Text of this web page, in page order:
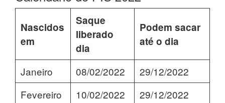
Nascidos
em
Saque
liberado
dia
Podem sacar
até o dia
Janeiro 08/02/2022
29/12/2022
Fevereiro
10/02/2022
29/12/2022